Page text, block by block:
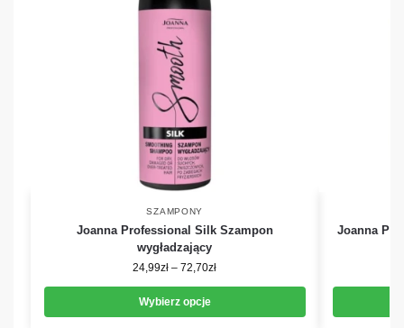
SZAMPONY
Joanna Professional Silk Szampon
wygładzający
24,99zł – 72,70zł
Wybierz opcje
Joanna